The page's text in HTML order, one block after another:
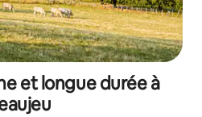
et longue durée à